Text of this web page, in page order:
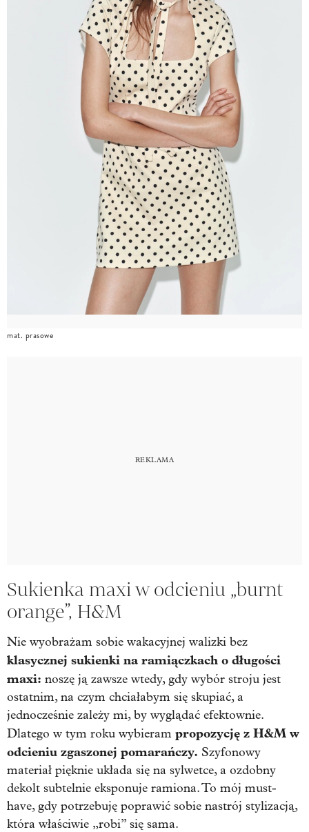
mat. prasowe
Sukienka maxi w odcieniu „burnt
orange”, H&M
Nie wyobrażam sobie wakacyjnej walizki bez
klasycznej sukienki na ramiączkach o długości
maxi: noszę ją zawsze wtedy, gdy wybór stroju jest
ostatnim, na czym chciałabym się skupiać, a
jednocześnie zależy mi, by wyglądać efektownie.
Dlatego w tym roku wybieram propozycję z H&M w
odcieniu zgaszonej pomarańczy. Szyfonowy
materiał pięknie układa się na sylwetce, a ozdobny
dekolt subtelnie eksponuje ramiona. To mój must-
have, gdy potrzebuję poprawić sobie nastrój stylizacją,
która właściwie „robi” się sama.